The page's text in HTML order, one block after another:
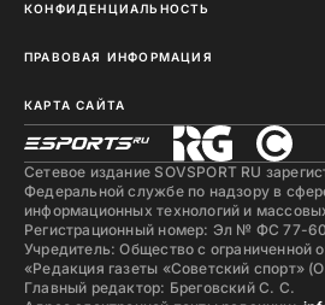
КОНФИДЕНЦИАЛЬНОСТЬ
ПРАВОВАЯ ИНФОРМАЦИЯ
КАРТА САЙТА
Сетевое издание SOVSPORT RU
Федеральной службе по надзору в
информационных технологий и
Регистрационный номер: Эл № ФС 77-
Учредитель: Общество с ограниченной
«Редакция газеты «Советский спорт»
Главный редактор: Бреговский С. С.